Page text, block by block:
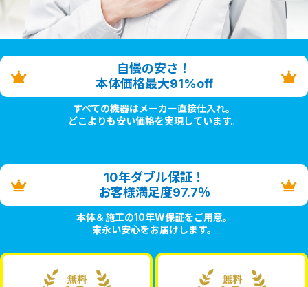
自慢の安さ！
本体価格最大91%off
すべての機器はメーカー直接仕入れ。
どこよりも安い価格を実現しています。
10年ダブル保証！
お客様満足度97.7％
本体＆施工の10年W保証をご用意。
末永い安心をお届けします。